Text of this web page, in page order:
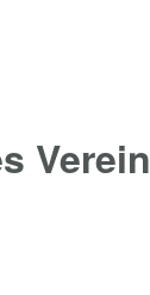
Verein